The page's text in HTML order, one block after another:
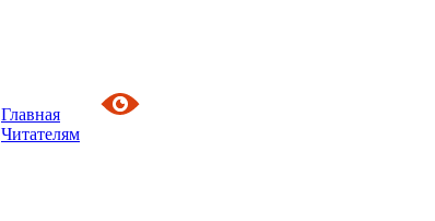
Главная
Читателям